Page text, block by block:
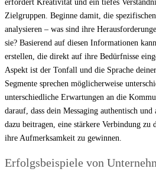
erfordert Kreativität und ein tiefes
Zielgruppen. Beginne damit, die
analysieren – was sind ihre
sie? Basierend auf diesen Informationen
erstellen, die direkt auf ihre Bedürfnisse
Aspekt ist der Tonfall und die Sprache
Segmente sprechen möglicherweise
unterschiedliche Erwartungen an die
darauf, dass dein Messaging authentisch
dazu beitragen, eine stärkere Verbindung zu
ihre Aufmerksamkeit zu gewinnen.
Erfolgsbeispiele von